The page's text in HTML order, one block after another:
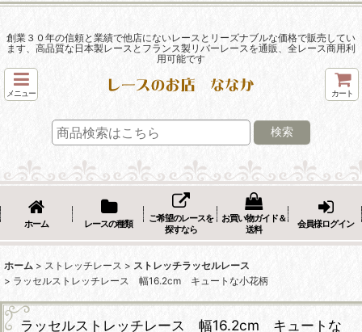
創業３０年の信頼と業績で他店にないレースとリーズナブルな価格で販売してい
ます、高品質な日本製レースとフランス製リバーレースを通販、全レース商用利
用可能です
メニュー カート
検索
ホーム レースの種類
ご希望のレースを
探すなら
お買い物ガイド＆
送料
会員様ログイン
ホーム > ストレッチレース > ストレッチラッセルレース
> ラッセルストレッチレース 幅16.2cm キュートな小花柄
ラッセルストレッチレース 幅16.2cm キュートな